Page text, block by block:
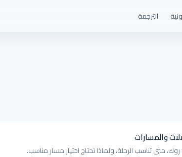
الترجمة
والمسارات
متى تناسب الرحلة، ولماذا تحتاج اختيار مسار مناسب.